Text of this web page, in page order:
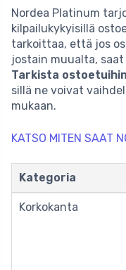
Nordea Platinum
kilpailukykyisillä
tarkoittaa, että jos
jostain muualta,
Tarkista
sillä ne voivat
mukaan.
KATSO MITEN SAAT
Kategoria
Korkokanta